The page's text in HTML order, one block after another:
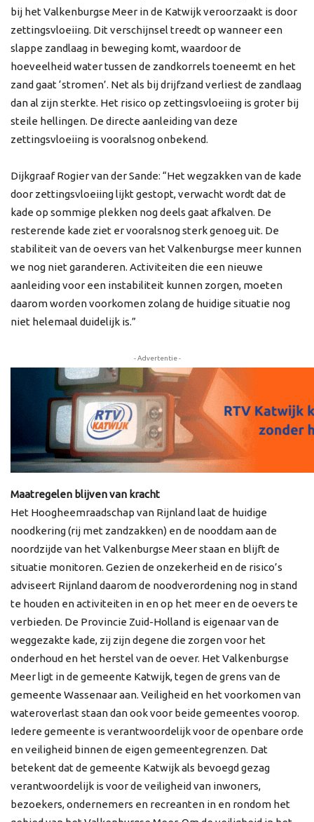
bij het Valkenburgse Meer in de Katwijk veroorzaakt is door
zettingsvloeiing. Dit verschijnsel treedt op wanneer een
slappe zandlaag in beweging komt, waardoor de
hoeveelheid water tussen de zandkorrels toeneemt en het
zand gaat ‘stromen’. Net als bij drijfzand verliest de zandlaag
dan al zijn sterkte. Het risico op zettingsvloeiing is groter bij
steile hellingen. De directe aanleiding van deze
zettingsvloeiing is vooralsnog onbekend.
Dijkgraaf Rogier van der Sande: “Het wegzakken van de kade
door zettingsvloeiing lijkt gestopt, verwacht wordt dat de
kade op sommige plekken nog deels gaat afkalven. De
resterende kade ziet er vooralsnog sterk genoeg uit. De
stabiliteit van de oevers van het Valkenburgse meer kunnen
we nog niet garanderen. Activiteiten die een nieuwe
aanleiding voor een instabiliteit kunnen zorgen, moeten
daarom worden voorkomen zolang de huidige situatie nog
niet helemaal duidelijk is.”
- Advertentie -
Maatregelen blijven van kracht
Het Hoogheemraadschap van Rijnland laat de huidige
noodkering (rij met zandzakken) en de nooddam aan de
noordzijde van het Valkenburgse Meer staan en blijft de
situatie monitoren. Gezien de onzekerheid en de risico’s
adviseert Rijnland daarom de noodverordening nog in stand
te houden en activiteiten in en op het meer en de oevers te
verbieden. De Provincie Zuid-Holland is eigenaar van de
weggezakte kade, zij zijn degene die zorgen voor het
onderhoud en het herstel van de oever. Het Valkenburgse
Meer ligt in de gemeente Katwijk, tegen de grens van de
gemeente Wassenaar aan. Veiligheid en het voorkomen van
wateroverlast staan dan ook voor beide gemeentes voorop.
Iedere gemeente is verantwoordelijk voor de openbare orde
en veiligheid binnen de eigen gemeentegrenzen. Dat
betekent dat de gemeente Katwijk als bevoegd gezag
verantwoordelijk is voor de veiligheid van inwoners,
bezoekers, ondernemers en recreanten in en rondom het